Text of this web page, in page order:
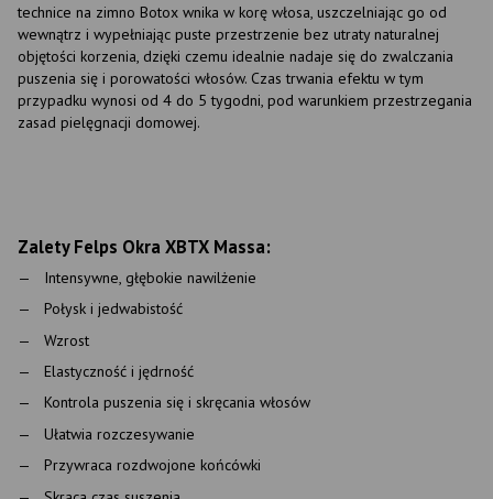
technice na zimno Botox wnika w korę włosa, uszczelniając go od
wewnątrz i wypełniając puste przestrzenie bez utraty naturalnej
objętości korzenia, dzięki czemu idealnie nadaje się do zwalczania
puszenia się i porowatości włosów. Czas trwania efektu w tym
przypadku wynosi od 4 do 5 tygodni, pod warunkiem przestrzegania
zasad pielęgnacji domowej.
Zalety Felps Okra XBTX Massa:
Intensywne, głębokie nawilżenie
Połysk i jedwabistość
Wzrost
Elastyczność i jędrność
Kontrola puszenia się i skręcania włosów
Ułatwia rozczesywanie
Przywraca rozdwojone końcówki